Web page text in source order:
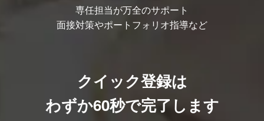
専任担当が万全のサポート
面接対策やポートフォリオ指導など
クイック登録は
わずか60秒で完了します